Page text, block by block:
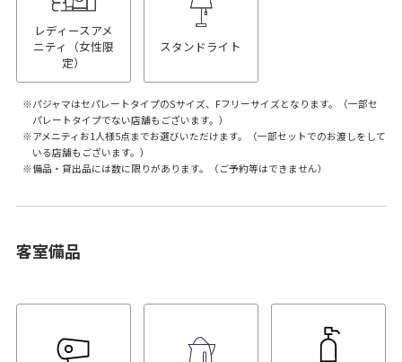
レディースアメ
ニティ（女性限
定）
スタンドライト
パジャマはセパレートタイプのSサイズ、Fフリーサイズとなります。（一部セ
パレートタイプでない店舗もございます。）
アメニティお1人様5点までお選びいただけます。（一部セットでのお渡しをして
いる店舗もございます。）
備品・貸出品には数に限りがあります。（ご予約等はできません）
客室備品